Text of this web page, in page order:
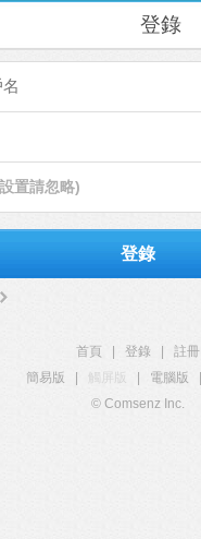
登錄
置請忽略)
登錄
首頁 登錄
註冊
簡易版
觸屏版 電腦版
© Comsenz Inc.